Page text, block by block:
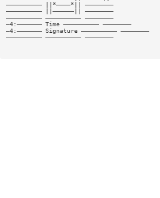
—————————— ||*————*|| ————————
—————————— ||——————|| ————————
—————————— —————————— ————————
—4:——————— Time —————————— ————————
—4:——————— Signature —————————— ————————
—————————— —————————— ————————